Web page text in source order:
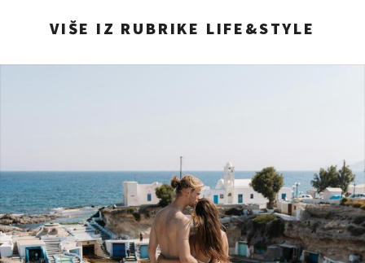
VIŠE IZ RUBRIKE LIFE&STYLE